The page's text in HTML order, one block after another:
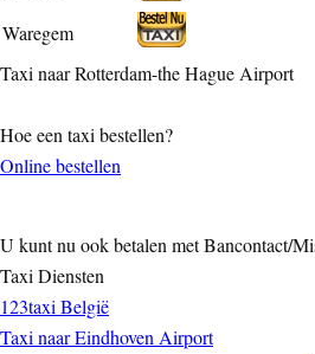
Waregem
Taxi naar Rotterdam-the Hague Airport
Hoe een taxi bestellen?
Online bestellen
U kunt nu ook betalen met Bancontact/
Taxi Diensten
123taxi België
Taxi naar Eindhoven Airport